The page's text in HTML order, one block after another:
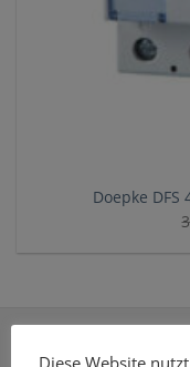
Doepke
ÜBER E-MOBILEO
Diese Website